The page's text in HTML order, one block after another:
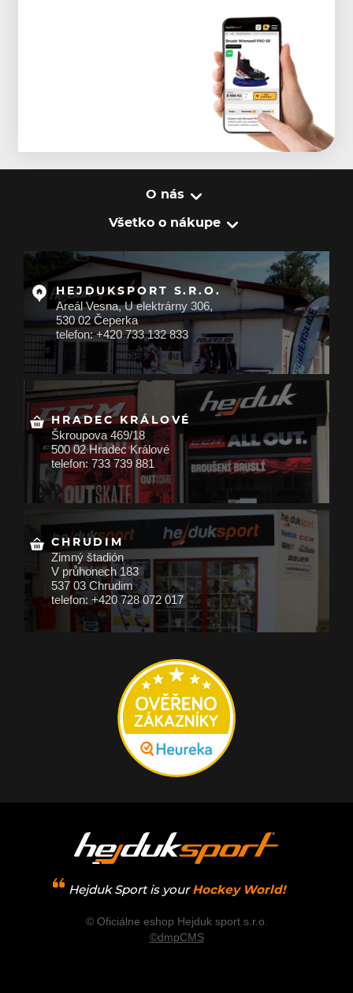
O nás
Všetko o nákupe
HEJDUKSPORT S.R.O.
Areál Vesna, U elektrárny 306,
530 02 Čeperka
telefon: +420 733 132 833
HRADEC KRÁLOVÉ
Škroupova 469/18
500 02 Hradec Králové
telefon: 733 739 881
CHRUDIM
Zimný štadión
V průhonech 183
537 03 Chrudim
telefon: +420 728 072 017
Hejduk Sport is your Hockey World!
© Oficiálne eshop Hejduk sport s.r.o.
©dmpCMS